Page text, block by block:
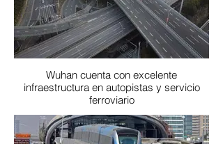
Wuhan cuenta con excelente
infraestructura en autopistas y servicio
ferroviario